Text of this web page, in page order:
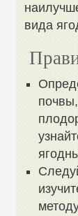
вида